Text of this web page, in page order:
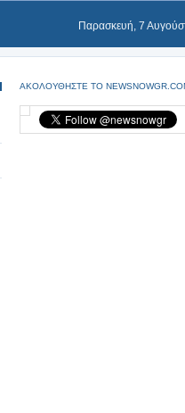
Παρασκευή, 7
ΑΚΟΛΟΥΘΗΣΤΕ ΤΟ